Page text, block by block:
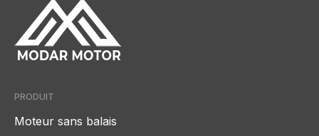
PRODUIT
Moteur sans balais